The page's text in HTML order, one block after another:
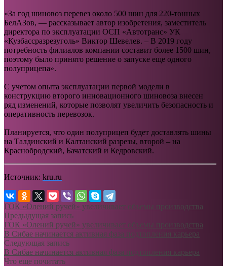
«За год шиновоз перевез около 500 шин для 220-тонных
БелАЗов, — рассказывает автор изобретения, заместитель
директора по эксплуатации ОСП «Автотранс» УК
«Кузбассразрезуголь» Виктор Шевелев. – В 2019 году
потребность филиалов компании составит более 1500 шин,
поэтому было принято решение о запуске еще одного
полуприцепа».
С учетом опыта эксплуатации первой модели в
конструкцию второго инновационного шиновоза внесен
ряд изменений, которые позволят увеличить безопасность и
оперативность перевозок.
Планируется, что один полуприцеп будет доставлять шины
на Талдинский и Калтанский разрезы, второй – на
Краснобродский, Бачатский и Кедровский.
Источник: kru.ru
ГОК «Олений ручей» увеличивает объемы производства
Предыдущая запись
ГОК «Олений ручей» увеличивает объемы производства
В Сибае начинается активная фаза подтопления карьера
Следующая запись
В Сибае начинается активная фаза подтопления карьера
Что еще почитать